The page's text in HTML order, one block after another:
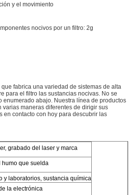
y el movimiento
nocivos por un filtro: 2g
fabrica una variedad de sistemas de alta
para el filtro las sustancias nocivas. No se
enumerado abajo. Nuestra línea de productos
maneras diferentes de dirigir sus
en contacto con hoy para descubrir las
grabado del laser y marca
humo que suelda
y laboratorios, sustancia química
la electrónica